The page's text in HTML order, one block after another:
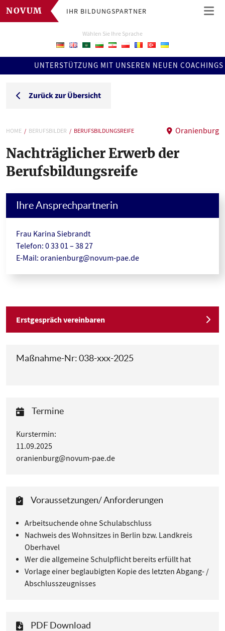
NOVUM IHR BILDUNGSPARTNER
Wählen Sie Ihre Sprache
UNTERSTÜTZUNG MIT UNSEREN NEUEN
Zurück zur Übersicht
HOME BERUFSBILDER BERUFSBILDUNGSREIFE Oranienburg
Nachträglicher Erwerb der
Berufsbildungsreife
Ihre Ansprechpartnerin
Frau Karina Siebrandt
Telefon: 0 33 01 – 38 27
E-Mail: oranienburg@novum-pae.de
Erstgespräch vereinbaren
Maßnahme-Nr: 038-xxx-2025
Termine
Kurstermin:
11.09.2025
oranienburg@novum-pae.de
Voraussetzungen/ Anforderungen
Arbeitsuchende ohne Schulabschluss
Nachweis des Wohnsitzes in Berlin bzw. Landkreis
Oberhavel
Wer die allgemeine Schulpflicht bereits erfüllt hat
Vorlage einer beglaubigten Kopie des letzten Abgang- /
Abschlusszeugnisses
PDF Download